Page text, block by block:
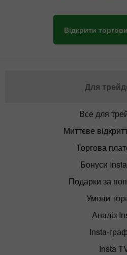
Відкрити
Для
Все для
Миттєве
Торгова
Бонуси
Подарки за
Умови
Аналіз
Insta-
Insta